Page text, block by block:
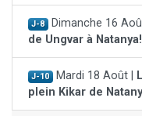
J-8 Dimanche 16
de Ungvar à Natanya!
J-10 Mardi 18 Août |
plein Kikar de